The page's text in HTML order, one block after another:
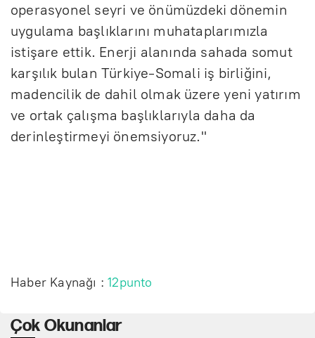
operasyonel seyri ve önümüzdeki dönemin
uygulama başlıklarını muhataplarımızla
istişare ettik. Enerji alanında sahada somut
karşılık bulan Türkiye-Somali iş birliğini,
madencilik de dahil olmak üzere yeni yatırım
ve ortak çalışma başlıklarıyla daha da
derinleştirmeyi önemsiyoruz."
Haber Kaynağı :12punto
Çok Okunanlar